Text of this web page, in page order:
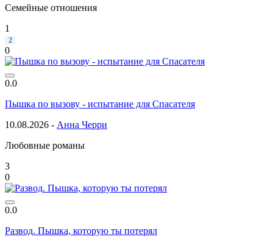
Семейные отношения
1
2
0
0.0
Пышка по вызову - испытание для Спасателя
10.08.2026 - Анна Черри
Любовные романы
3
0
0.0
Развод. Пышка, которую ты потерял